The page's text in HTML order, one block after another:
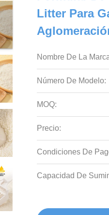
Litter Para
Nombre De La
Número De Modelo:
MOQ:
Precio:
Condiciones De
Capacidad De